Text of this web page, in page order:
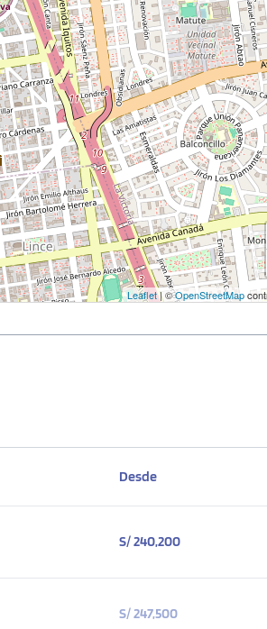
Leaflet| ©OpenStreetMap
Desde
S/ 240,200
S/ 247,500